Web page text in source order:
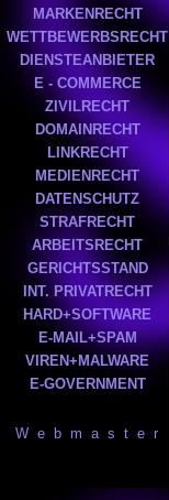
MARKENRECHT
WETTBEWERBSRECHT
DIENSTEANBIETER
E - COMMERCE
ZIVILRECHT
DOMAINRECHT
LINKRECHT
MEDIENRECHT
DATENSCHUTZ
STRAFRECHT
ARBEITSRECHT
GERICHTSSTAND
INT. PRIVATRECHT
HARD+SOFTWARE
E-MAIL+SPAM
VIREN+MALWARE
E-GOVERNMENT
W e b m a s t e r